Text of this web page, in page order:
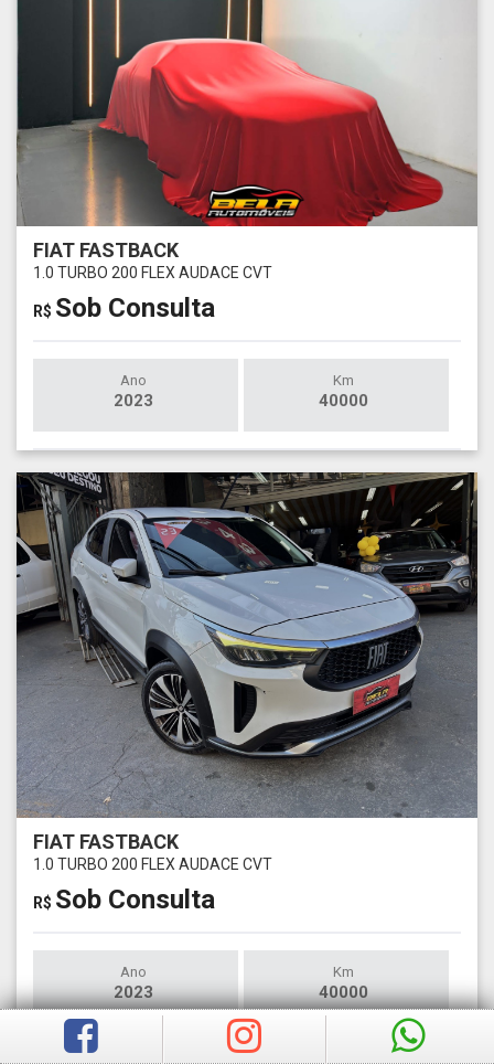
FIAT FASTBACK
1.0 TURBO 200 FLEX AUDACE CVT
R$ Sob Consulta
Ano
2023
Km
40000
FIAT FASTBACK
1.0 TURBO 200 FLEX AUDACE CVT
R$ Sob Consulta
Ano
2023
Km
40000